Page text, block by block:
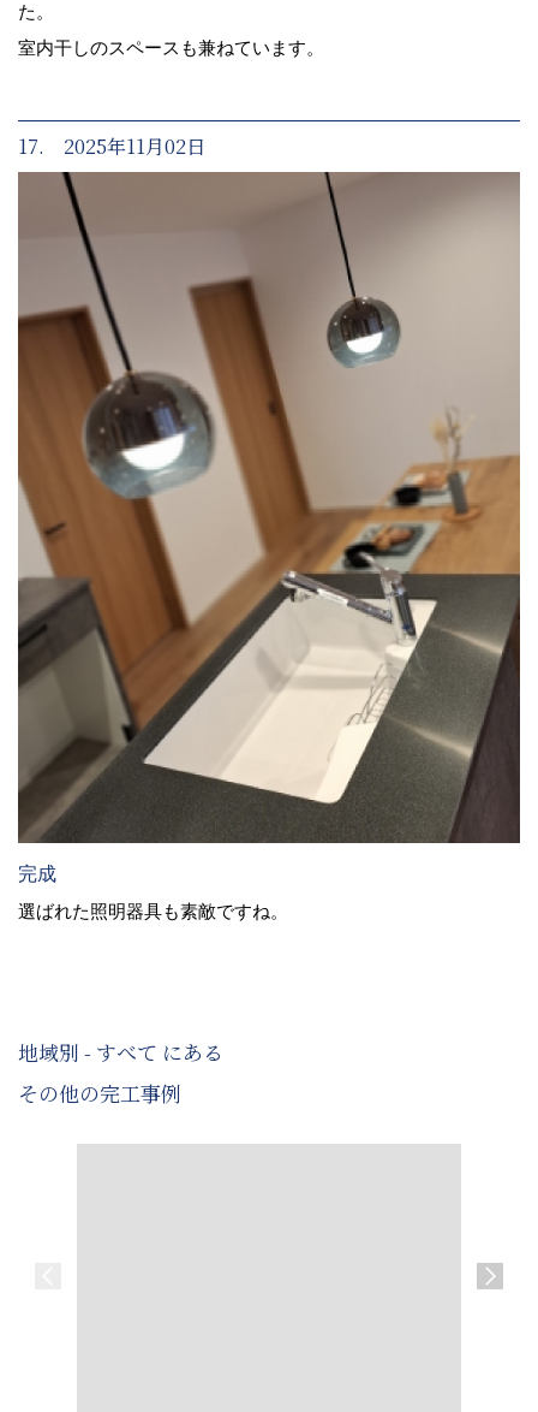
た。
室内干しのスペースも兼ねています。
17. 2025年11月02日
完成
選ばれた照明器具も素敵ですね。
地域別 - すべて にある
その他の完工事例